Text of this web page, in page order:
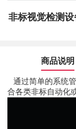
非标视觉检测设
商品说明
通过简单的系统
合各类非标自动化